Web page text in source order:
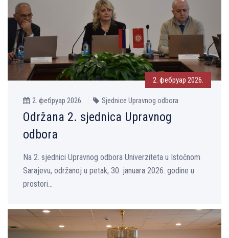
2. фебруар 2026.
2. фебруар 2026. Sjednice Upravnog odbora
Održana 2. sjednica Upravnog
odbora
Na 2. sjednici Upravnog odbora Univerziteta u Istočnom
Sarajevu, održanoj u petak, 30. januara 2026. godine u
prostori...